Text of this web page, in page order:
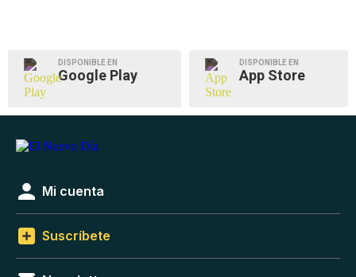
DISPONIBLE EN
Google Play
DISPONIBLE EN
App Store
Mi cuenta
Suscríbete